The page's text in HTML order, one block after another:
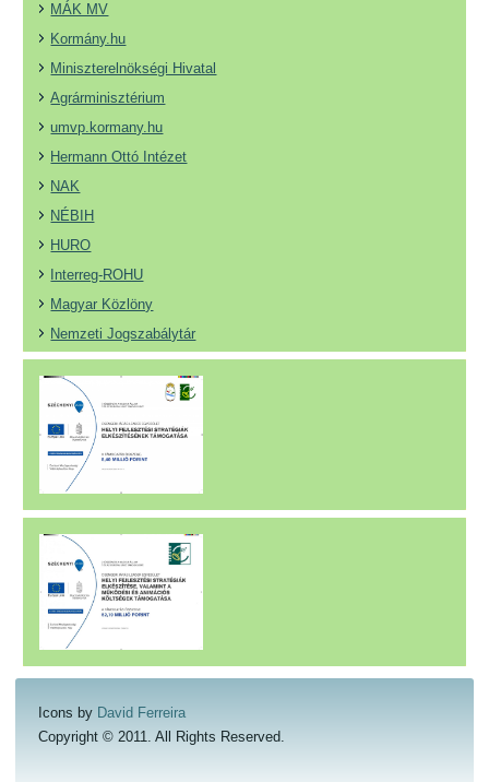
MÁK MV
Kormány.hu
Miniszterelnökségi Hivatal
Agrárminisztérium
umvp.kormany.hu
Hermann Ottó Intézet
NAK
NÉBIH
HURO
Interreg-ROHU
Magyar Közlöny
Nemzeti Jogszabálytár
Icons by David Ferreira
Copyright © 2011. All Rights Reserved.